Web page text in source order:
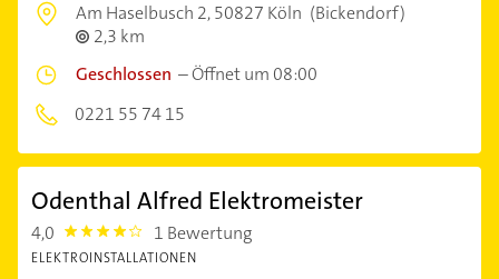
Am Haselbusch 2,50827 Köln (Bickendorf)
2,3 km
Geschlossen –Öffnet um 08:00
0221 55 74 15
Odenthal Alfred Elektromeister
4,0 4.0 1 Bewertung
ELEKTROINSTALLATIONEN